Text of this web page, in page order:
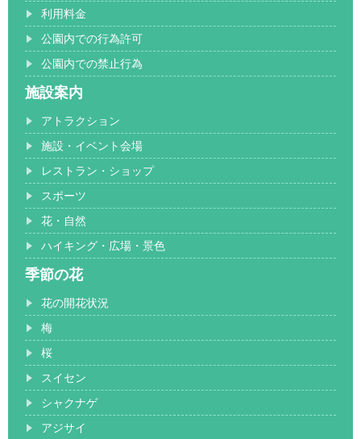
利用料金
公園内での行為許可
公園内での禁止行為
施設案内
アトラクション
施設・イベント会場
レストラン・ショップ
スポーツ
花・自然
ハイキング・広場・景色
季節の花
花の開花状況
梅
桜
スイセン
シャクナゲ
アジサイ